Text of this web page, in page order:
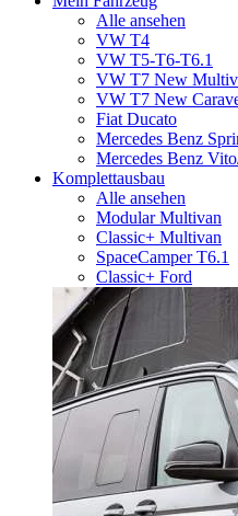
Alle ansehen
VW T4
VW T5-T6-T6.1
VW T7 New
VW T7 New
Fiat Ducato
Mercedes Benz
Mercedes Benz
Komplettausbau
Alle ansehen
Modular Multivan
Classic+ Multivan
SpaceCamper T6.1
Classic+ Ford